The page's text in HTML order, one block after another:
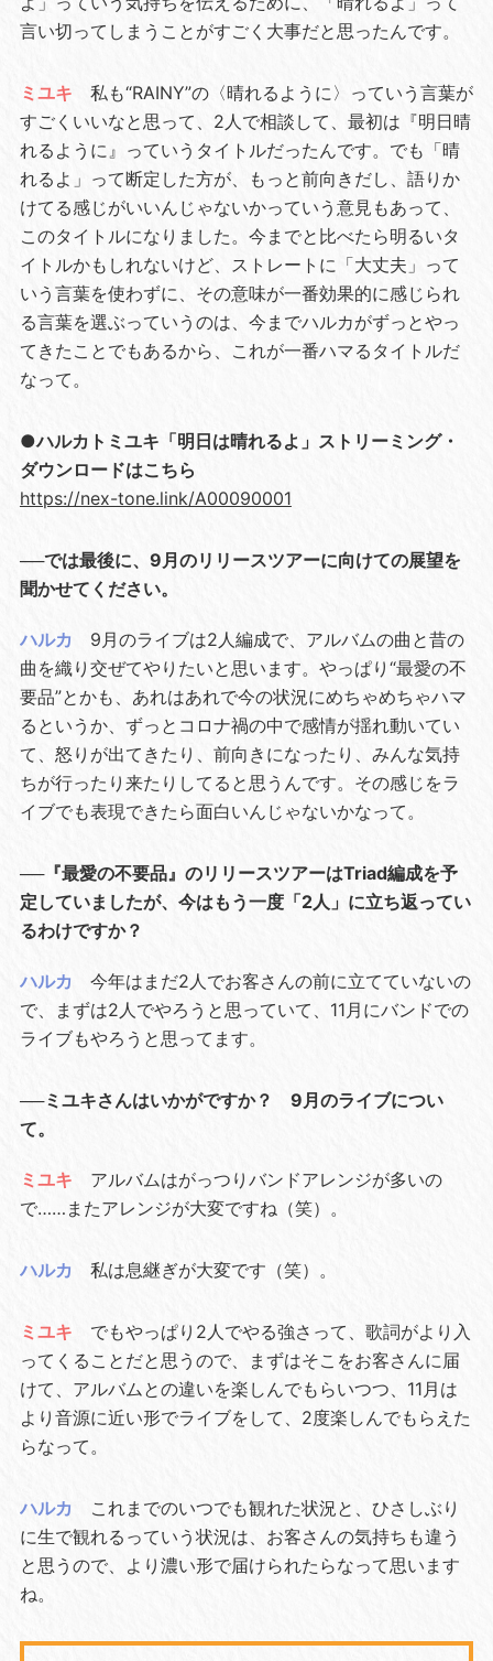
言い切ってしまうことがすごく大事だと思ったんです。
ミユキ
私も“RAINY”の〈晴れるように〉っていう言葉が
すごくいいなと思って、2人で相談して、最初は『明日晴
れるように』っていうタイトルだったんです。でも「晴
れるよ」って断定した方が、もっと前向きだし、語りか
けてる感じがいいんじゃないかっていう意見もあって、
このタイトルになりました。今までと比べたら明るいタ
イトルかもしれないけど、ストレートに「大丈夫」って
いう言葉を使わずに、その意味が一番効果的に感じられ
る言葉を選ぶっていうのは、今までハルカがずっとやっ
てきたことでもあるから、これが一番ハマるタイトルだ
なって。
●ハルカトミユキ「明日は晴れるよ」ストリーミング・
ダウンロードはこちら
https://nex-tone.link/A00090001
──では最後に、9月のリリースツアーに向けての展望を
聞かせてください。
ハルカ
9月のライブは2人編成で、アルバムの曲と昔の
曲を織り交ぜてやりたいと思います。やっぱり“最愛の不
要品”とかも、あれはあれで今の状況にめちゃめちゃハマ
るというか、ずっとコロナ禍の中で感情が揺れ動いてい
て、怒りが出てきたり、前向きになったり、みんな気持
ちが行ったり来たりしてると思うんです。その感じをラ
イブでも表現できたら面白いんじゃないかなって。
──『最愛の不要品』のリリースツアーはTriad編成を予
定していましたが、今はもう一度「2人」に立ち返ってい
るわけですか？
ハルカ
今年はまだ2人でお客さんの前に立てていないの
で、まずは2人でやろうと思っていて、11月にバンドでの
ライブもやろうと思ってます。
──ミユキさんはいかがですか？ 9月のライブについ
て。
ミユキ
アルバムはがっつりバンドアレンジが多いの
で……またアレンジが大変ですね（笑）。
ハルカ 私は息継ぎが大変です（笑）。
ミユキ
でもやっぱり2人でやる強さって、歌詞がより入
ってくることだと思うので、まずはそこをお客さんに届
けて、アルバムとの違いを楽しんでもらいつつ、11月は
より音源に近い形でライブをして、2度楽しんでもらえた
らなって。
ハルカ
これまでのいつでも観れた状況と、ひさしぶり
に生で観れるっていう状況は、お客さんの気持ちも違う
と思うので、より濃い形で届けられたらなって思います
ね。